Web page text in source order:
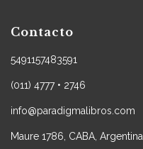
Contacto
5491157483591
(011) 4777 • 2746
info@paradigmalibros.com
Maure 1786, CABA, Argentina.